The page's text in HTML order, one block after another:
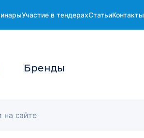
Участие в тендерахСтатьиКонтакты
Бренды